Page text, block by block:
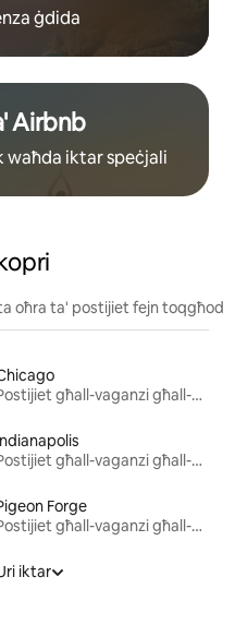
ġdida
Airbnb
waħda iktar speċjali
oħra ta' postijiet fejn toqgħod
Postijiet għall-vaganzi għall-kiri
Postijiet għall-vaganzi għall-kiri
Forge
Postijiet għall-vaganzi għall-kiri
iktar